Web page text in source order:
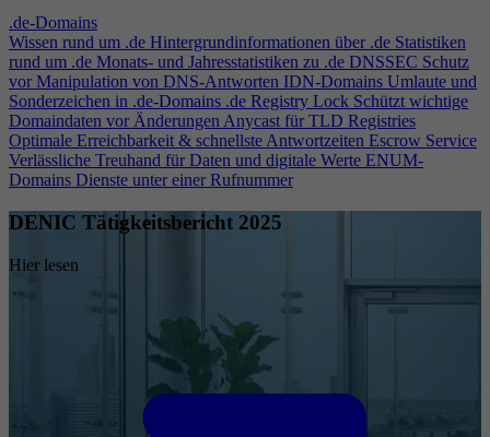
.de-Domains
Wissen rund um .de Hintergrundinformationen über .de Statistiken
rund um .de Monats- und Jahresstatistiken zu .de DNSSEC Schutz
vor Manipulation von DNS-Antworten IDN-Domains Umlaute und
Sonderzeichen in .de-Domains .de Registry Lock Schützt wichtige
Domaindaten vor ÄnderungenAnycast für TLD Registries
Optimale Erreichbarkeit & schnellste Antwortzeiten Escrow Service
Verlässliche Treuhand für Daten und digitale Werte ENUM-
Domains Dienste unter einer Rufnummer
DENIC Tätigkeitsbericht 2025
Hier lesen